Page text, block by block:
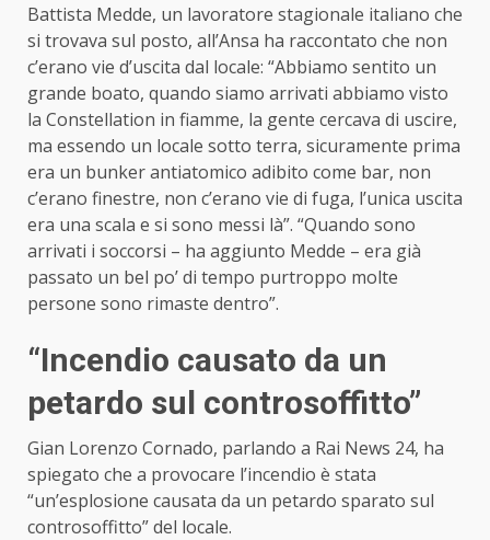
Battista Medde, un lavoratore stagionale italiano che
si trovava sul posto, all’Ansa ha raccontato che non
c’erano vie d’uscita dal locale: “Abbiamo sentito un
grande boato, quando siamo arrivati abbiamo visto
la Constellation in fiamme, la gente cercava di uscire,
ma essendo un locale sotto terra, sicuramente prima
era un bunker antiatomico adibito come bar, non
c’erano finestre, non c’erano vie di fuga, l’unica uscita
era una scala e si sono messi là”. “Quando sono
arrivati i soccorsi – ha aggiunto Medde – era già
passato un bel po’ di tempo purtroppo molte
persone sono rimaste dentro”.
“Incendio causato da un
petardo sul controsoffitto”
Gian Lorenzo Cornado, parlando a Rai News 24, ha
spiegato che a provocare l’incendio è stata
“un’esplosione causata da un petardo sparato sul
controsoffitto” del locale.